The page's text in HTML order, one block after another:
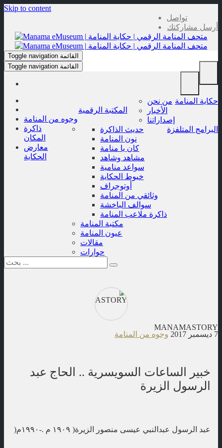
Skip to content
تواصل
أرسل مشاركتك
Toggle navigation القائمة
Toggle navigation القائمة
حكاية المنامة من نحن
الأخبار
إصداراتنا
المكتبة الرقمية
البرامج المتلفزة
حديث الذاكرة
نون المنامة
كان يا منامة
مشاهد وشاهد
سواعد منامية
خيوط الحكاية
أوتوجراف
وثائقي من المنامة
سوالف الباخشة
ذاكرة ملاعب المنامة
مكتبة المنامة
عيون المنامة
مقالات
حوارات
وجوه من المنامة
ذاكرة
المكان
معارض
الحكاية
MANAMASTORY
7 ديسمبر 2017
وجوه من المنامة
خبير الساعات السويسرية .. الحاج عبد
الرسول الزيرة
عبد الرسول عبدالنبي عيسى منصور الزيرة( ١٩٠٩ م .-١٩٩٠م(